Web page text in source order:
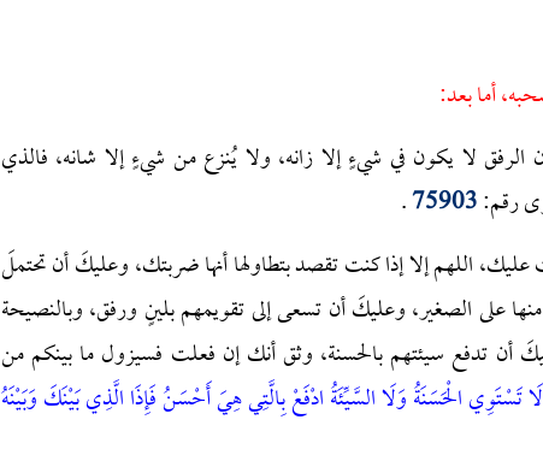
أما بعد:
لا يكون في شيءٍ إلا زانه، ولا يُنزع من شيءٍ إلا شانه، فالذي
رقم:75903
.
اللهم إلا إذا كنت تقصد بتطاولها أنها ضربتك، وعليكَ أن تحتملَ
على الصغير، وعليكَ أن تسعى إلى تقويمهم بلينٍ ورفق، وبالنصيحة
أن تدفع سيئتهم بالحسنة، وثق أنك إن فعلت فسيزول ما بينكم من
تَسْتَوِي الْحَسَنَةُ وَلَا السَّيِّئَةُ ادْفَعْ بِالَّتِي هِيَ أَحْسَنُ فَإِذَا الَّذِي بَيْنَكَ وَبَيْنَهُ